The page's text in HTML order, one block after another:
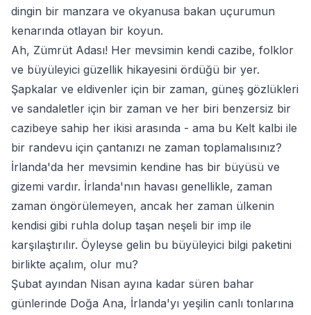
dingin bir manzara ve okyanusa bakan uçurumun
kenarında otlayan bir koyun.
Ah, Zümrüt Adası! Her mevsimin kendi cazibe, folklor
ve büyüleyici güzellik hikayesini ördüğü bir yer.
Şapkalar ve eldivenler için bir zaman, güneş gözlükleri
ve sandaletler için bir zaman ve her biri benzersiz bir
cazibeye sahip her ikisi arasında - ama bu Kelt kalbi ile
bir randevu için çantanızı ne zaman toplamalısınız?
İrlanda'da her mevsimin kendine has bir büyüsü ve
gizemi vardır. İrlanda'nın havası genellikle, zaman
zaman öngörülemeyen, ancak her zaman ülkenin
kendisi gibi ruhla dolup taşan neşeli bir imp ile
karşılaştırılır. Öyleyse gelin bu büyüleyici bilgi paketini
birlikte açalım, olur mu?
Şubat ayından Nisan ayına kadar süren bahar
günlerinde Doğa Ana, İrlanda'yı yeşilin canlı tonlarına